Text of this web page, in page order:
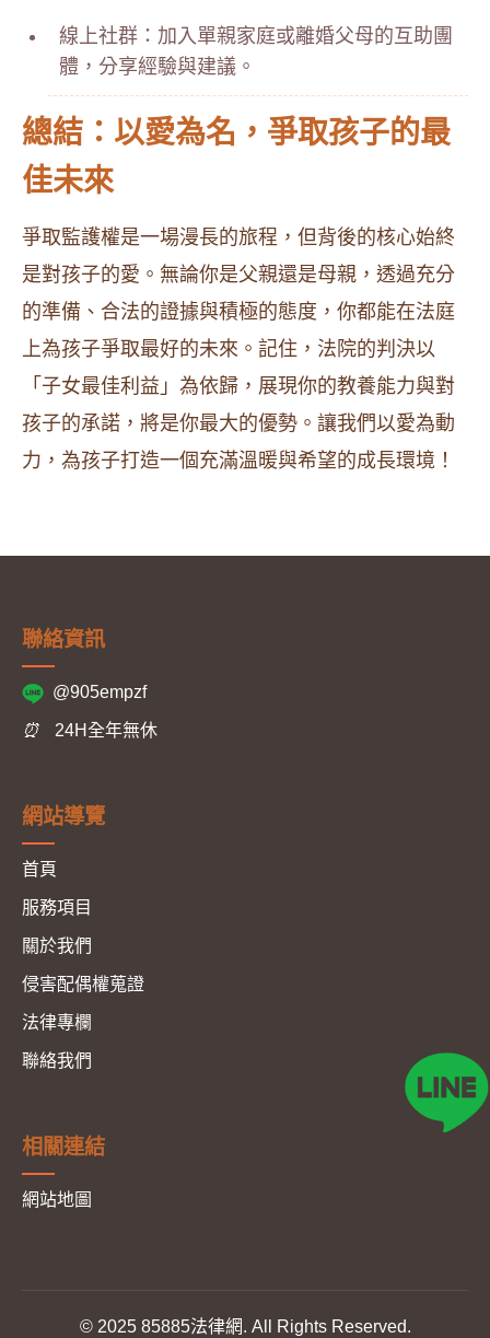
線上社群：加入單親家庭或離婚父母的互助團
體，分享經驗與建議。
總結：以愛為名，爭取孩子的最
佳未來
爭取監護權是一場漫長的旅程，但背後的核心始終
是對孩子的愛。無論你是父親還是母親，透過充分
的準備、合法的證據與積極的態度，你都能在法庭
上為孩子爭取最好的未來。記住，法院的判決以
「子女最佳利益」為依歸，展現你的教養能力與對
孩子的承諾，將是你最大的優勢。讓我們以愛為動
力，為孩子打造一個充滿溫暖與希望的成長環境！
聯絡資訊
@905empzf
⏰ 24H全年無休
網站導覽
首頁
服務項目
關於我們
侵害配偶權蒐證
法律專欄
聯絡我們
相關連結
網站地圖
© 2025 85885法律網. All Rights Reserved.